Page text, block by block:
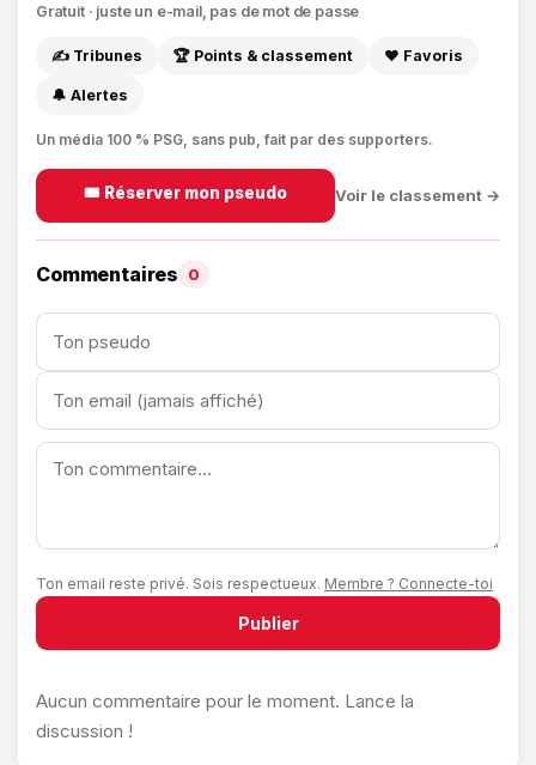
Gratuit · juste un e-mail, pas de mot de passe
✍️ Tribunes 🏆 Points & classement ❤️ Favoris
🔔 Alertes
Un média 100 % PSG, sans pub, fait par des supporters.
🎟️ Réserver mon pseudo Voir le classement →
Commentaires 0
Ton email reste privé. Sois respectueux. Membre ? Connecte-toi
Publier
Aucun commentaire pour le moment. Lance la
discussion !